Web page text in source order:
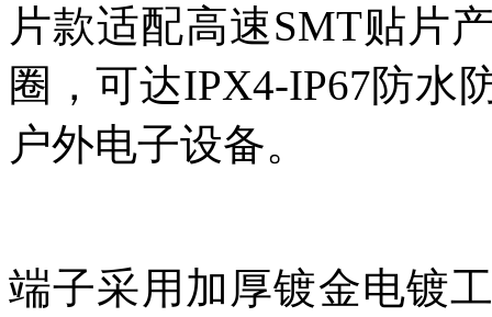
片款适配高速SMT贴片
圈，可达IPX4-IP67防水
户外电子设备。
端子采用加厚镀金电镀